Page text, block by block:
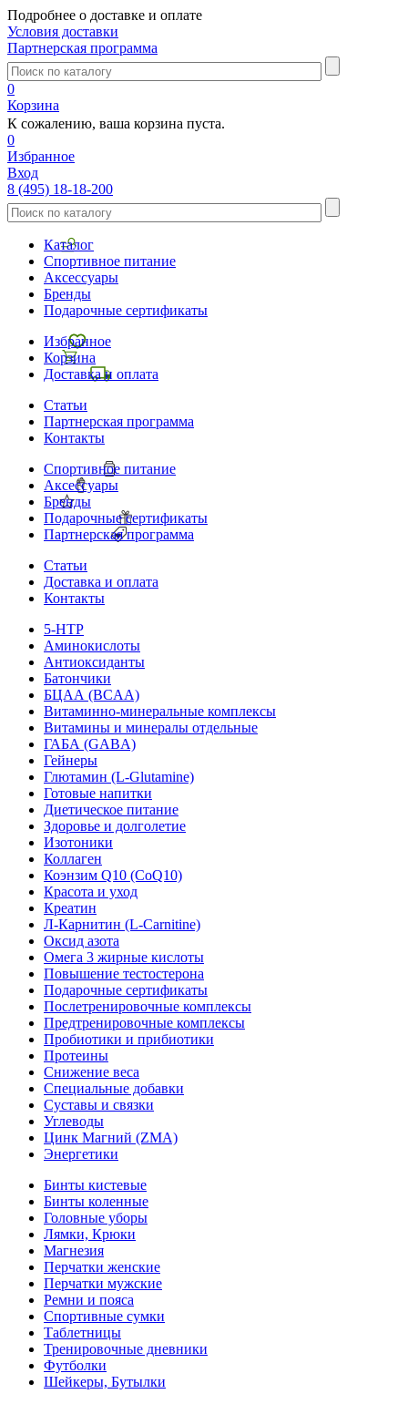
Подробнее о доставке и оплате
Условия доставки
Партнерская программа
0
Корзина
К сожалению, ваша корзина пуста.
0
Избранное
Вход
8 (495) 18-18-200
Каталог
Спортивное питание
Аксессуары
Бренды
Подарочные сертификаты
Избранное
Корзина
Доставка и оплата
Статьи
Партнерская программа
Контакты
Спортивное питание
Аксессуары
Бренды
Подарочные сертификаты
Партнерская программа
Статьи
Доставка и оплата
Контакты
5-HTP
Аминокислоты
Антиоксиданты
Батончики
БЦАА (BCAA)
Витаминно-минеральные комплексы
Витамины и минералы отдельные
ГАБА (GABA)
Гейнеры
Глютамин (L-Glutamine)
Готовые напитки
Диетическое питание
Здоровье и долголетие
Изотоники
Коллаген
Коэнзим Q10 (CoQ10)
Красота и уход
Креатин
Л-Карнитин (L-Сarnitine)
Оксид азота
Омега 3 жирные кислоты
Повышение тестостерона
Подарочные сертификаты
Послетренировочные комплексы
Предтренировочные комплексы
Пробиотики и прибиотики
Протеины
Снижение веса
Специальные добавки
Суставы и связки
Углеводы
Цинк Магний (ZMA)
Энергетики
Бинты кистевые
Бинты коленные
Головные уборы
Лямки, Крюки
Магнезия
Перчатки женские
Перчатки мужские
Ремни и пояса
Спортивные сумки
Таблетницы
Тренировочные дневники
Футболки
Шейкеры, Бутылки